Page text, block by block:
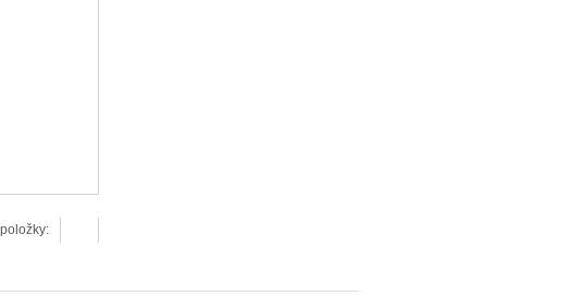
položky: